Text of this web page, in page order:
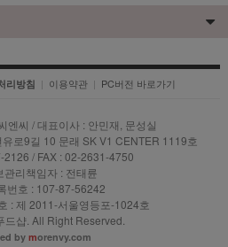
리방침 | 이용약관 | PC버전 바로가기
엔씨 / 대표이사 : 안민재, 문성실
로9길 10 문래 SK V1 CENTER 1119호
2126 / FAX : 02-2631-4750
관리책임자 : 전태륜
번호 : 107-87-56242
: 제 2011-서울영등포-1024호
샵. All Right Reserved.
by morenvy.com